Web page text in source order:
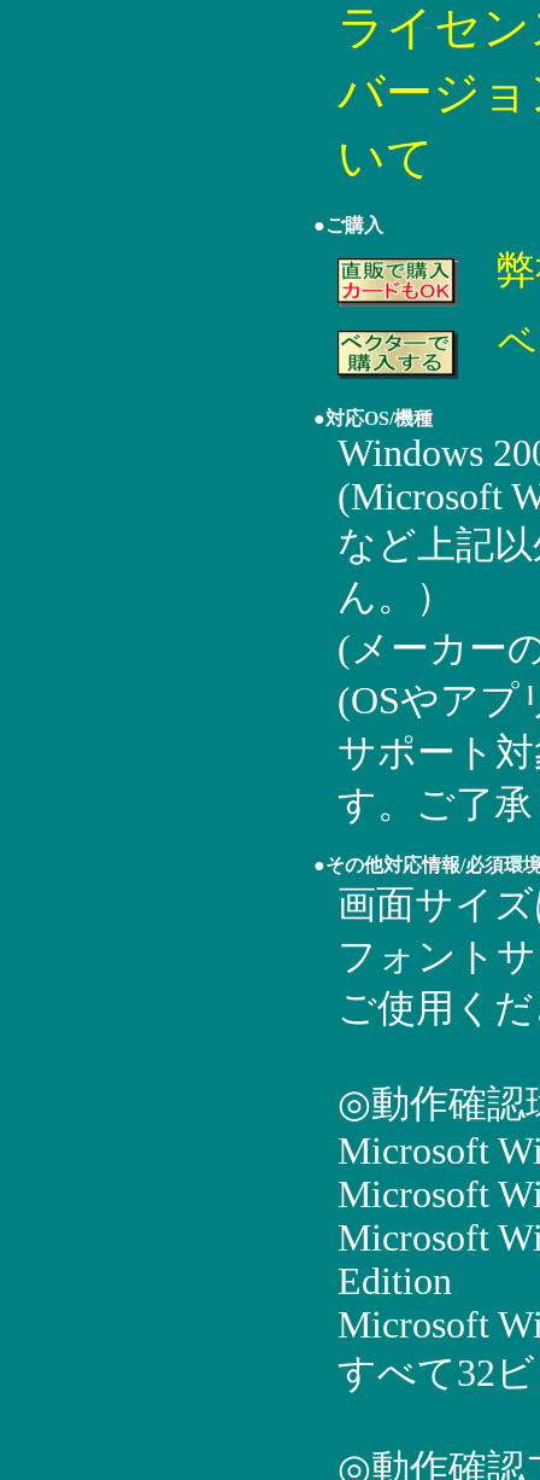
ライセ
バージ
いて
●ご購入
●対応OS/機種
Windows
(Microsoft
など上記
ん。）
(メーカー
(OSやアプ
サポート
す。ご了
●その他対応情報/必須環
画面サイ
フォント
ご使用く
◎動作確認
Microsoft
Microsoft
Microsoft
Edition
Microsoft
すべて32
◎動作確認